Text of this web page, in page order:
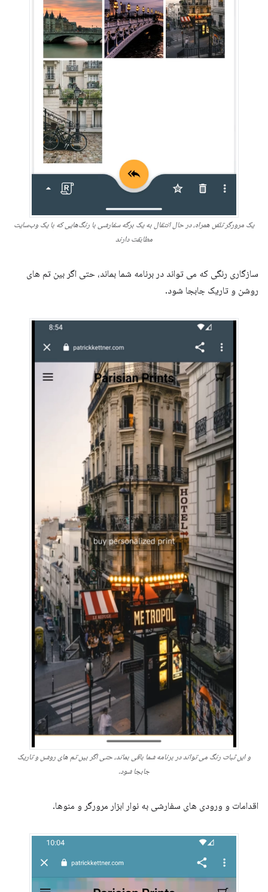
یک مرورگر تلفن همراه، در حال انتقال به یک برگه سفارشی با رنگ‌هایی که با یک وب‌سایت
مطابقت دارند
سازگاری رنگی که می تواند در برنامه شما بماند، حتی اگر بین تم های
روشن و تاریک جابجا شود.
و این ثبات رنگ می تواند در برنامه شما باقی بماند، حتی اگر بین تم های روشن و تاریک
جابجا شود.
اقدامات و ورودی های سفارشی به نوار ابزار مرورگر و منوها.